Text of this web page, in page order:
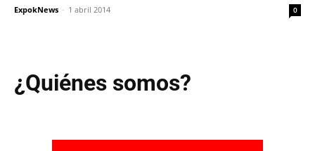
ExpokNews - 1 abril 2014 0
¿Quiénes somos?